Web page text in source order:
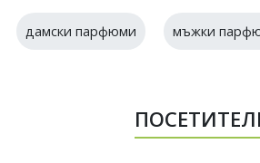
дамски парфюми мъжки